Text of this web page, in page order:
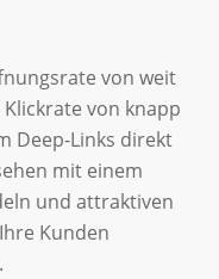
von weit
von knapp
Deep-Links direkt
mit einem
und attraktiven
Kunden